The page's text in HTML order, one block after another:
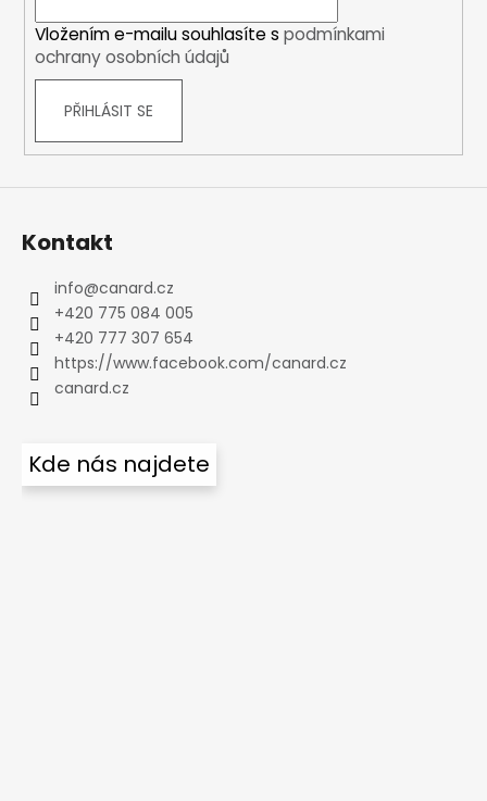
Vložením e-mailu souhlasíte s podmínkami
ochrany osobních údajů
PŘIHLÁSIT SE
Kontakt
info@canard.cz
+420 775 084 005
+420 777 307 654
https://www.facebook.com/canard.cz
canard.cz
Kde nás najdete